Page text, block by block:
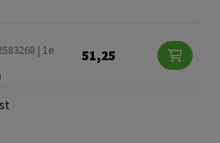
| 1e
51,25